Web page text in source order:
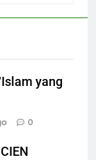
yang
0